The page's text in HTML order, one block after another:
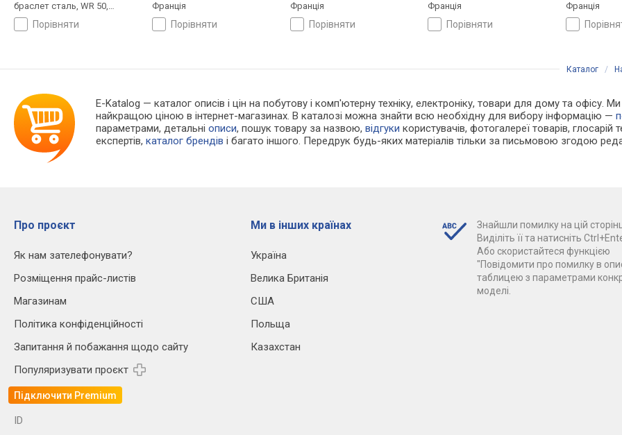
браслет сталь, WR 50,
Франціяпорівняти
Франція
порівняти
Франція
порівняти
Франція
порівняти
Франція
Каталог /
E-Katalog — каталог описів і цін на побутову і комп'ютерну техніку, електроніку, товари для дому та офісу.
найкращою ціною в інтернет-магазинах. В каталозі можна знайти всю необхідну для вибору інформацію —
параметрами, детальніописи, пошук товару за назвою,відгуки користувачів, фотогалереї товарів, глосарій
експертів,каталог брендів і багато іншого. Передрук будь-яких матеріалів тільки за письмовою згодою
Про проєкт
Як нам зателефонувати?
Розміщення прайс-листів
Магазинам
Політика конфіденційності
Запитання й побажання щодо сайту
Популяризувати проєкт
Підключити Premium
Ми в інших країнах
Україна
Велика Британія
США
Польща
Казахстан
Знайшли помилку на цій
Виділіть її та натисніть
Або скористайтеся функцією
"Повідомити про помилку в
таблицею з параметрами
моделі.
ID